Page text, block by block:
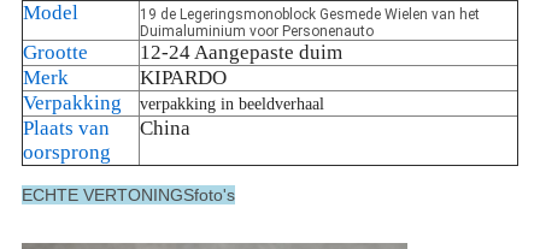
Model
19 de Legeringsmonoblock Gesmede Wielen van het
Duimaluminium voor Personenauto
Grootte
12-24 Aangepaste duim
Merk
KIPARDO
Verpakking
verpakking in beeldverhaal
Plaats van
oorsprong
China
ECHTE VERTONINGSfoto's